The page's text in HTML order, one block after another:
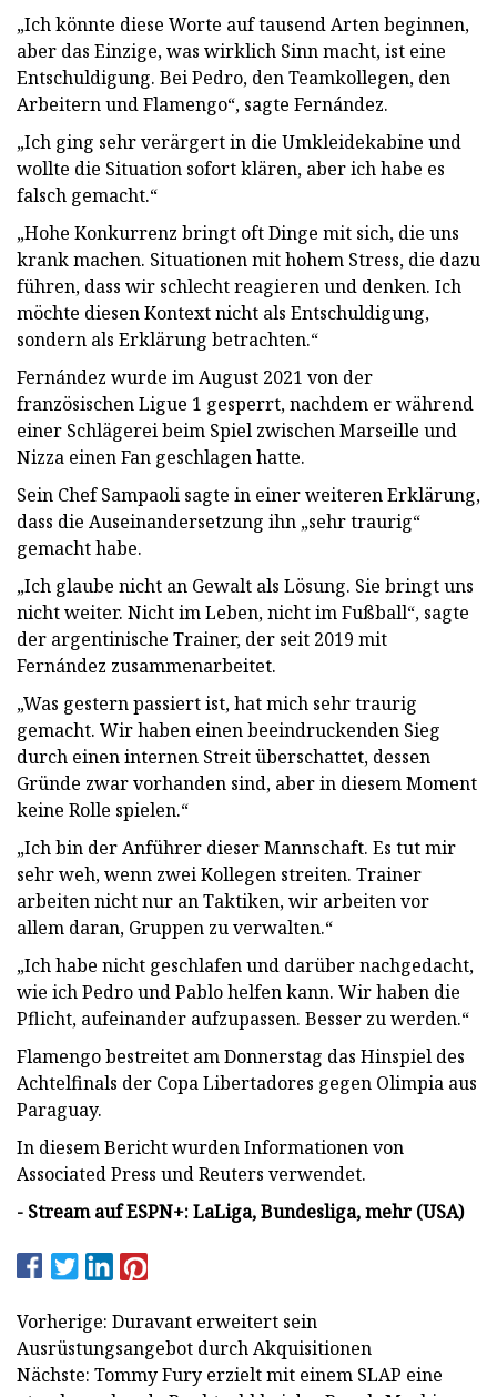
„Ich könnte diese Worte auf tausend Arten beginnen,
aber das Einzige, was wirklich Sinn macht, ist eine
Entschuldigung. Bei Pedro, den Teamkollegen, den
Arbeitern und Flamengo“, sagte Fernández.
„Ich ging sehr verärgert in die Umkleidekabine und
wollte die Situation sofort klären, aber ich habe es
falsch gemacht.“
„Hohe Konkurrenz bringt oft Dinge mit sich, die uns
krank machen. Situationen mit hohem Stress, die dazu
führen, dass wir schlecht reagieren und denken. Ich
möchte diesen Kontext nicht als Entschuldigung,
sondern als Erklärung betrachten.“
Fernández wurde im August 2021 von der
französischen Ligue 1 gesperrt, nachdem er während
einer Schlägerei beim Spiel zwischen Marseille und
Nizza einen Fan geschlagen hatte.
Sein Chef Sampaoli sagte in einer weiteren Erklärung,
dass die Auseinandersetzung ihn „sehr traurig“
gemacht habe.
„Ich glaube nicht an Gewalt als Lösung. Sie bringt uns
nicht weiter. Nicht im Leben, nicht im Fußball“, sagte
der argentinische Trainer, der seit 2019 mit
Fernández zusammenarbeitet.
„Was gestern passiert ist, hat mich sehr traurig
gemacht. Wir haben einen beeindruckenden Sieg
durch einen internen Streit überschattet, dessen
Gründe zwar vorhanden sind, aber in diesem Moment
keine Rolle spielen.“
„Ich bin der Anführer dieser Mannschaft. Es tut mir
sehr weh, wenn zwei Kollegen streiten. Trainer
arbeiten nicht nur an Taktiken, wir arbeiten vor
allem daran, Gruppen zu verwalten.“
„Ich habe nicht geschlafen und darüber nachgedacht,
wie ich Pedro und Pablo helfen kann. Wir haben die
Pflicht, aufeinander aufzupassen. Besser zu werden.“
Flamengo bestreitet am Donnerstag das Hinspiel des
Achtelfinals der Copa Libertadores gegen Olimpia aus
Paraguay.
In diesem Bericht wurden Informationen von
Associated Press und Reuters verwendet.
- Stream auf ESPN+: LaLiga, Bundesliga, mehr (USA)
Vorherige: Duravant erweitert sein
Ausrüstungsangebot durch Akquisitionen
Nächste: Tommy Fury erzielt mit einem SLAP eine